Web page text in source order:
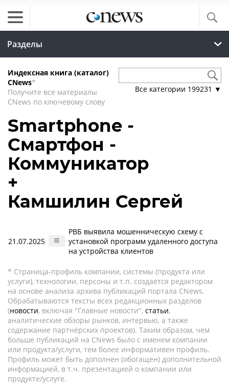
Разделы
Индексная книга (каталог)
CNews*
Получите все материалы
CNews по ключевому слову
Все категории 199231 ▼
Smartphone -
Смартфон -
Коммуникатор
+
Камшилин Сергей
21.07.2025
РВБ выявила мошенническую схему с
установкой программ удаленного доступа
на устройства клиентов
* Страница-профиль компании, системы (продукта или
услуги), технологии, персоны и т.п. создается редактором
на основе анализа архива публикаций портала CNews.
Обрабатываются тексты всех редакционных разделов
(новости, включая "Главные новости", статьи,
аналитические обзоры рынков, интервью, а также
содержание партнёрских проектов). Таким образом, чем
больше публикаций на CNews было с именем компании
или продукта/услуги, тем более информативен профиль.
Профиль может быть дополнен (обогащен) дополнительной
информацией, в т.ч. презентацией о компании или
продукте/услуге.